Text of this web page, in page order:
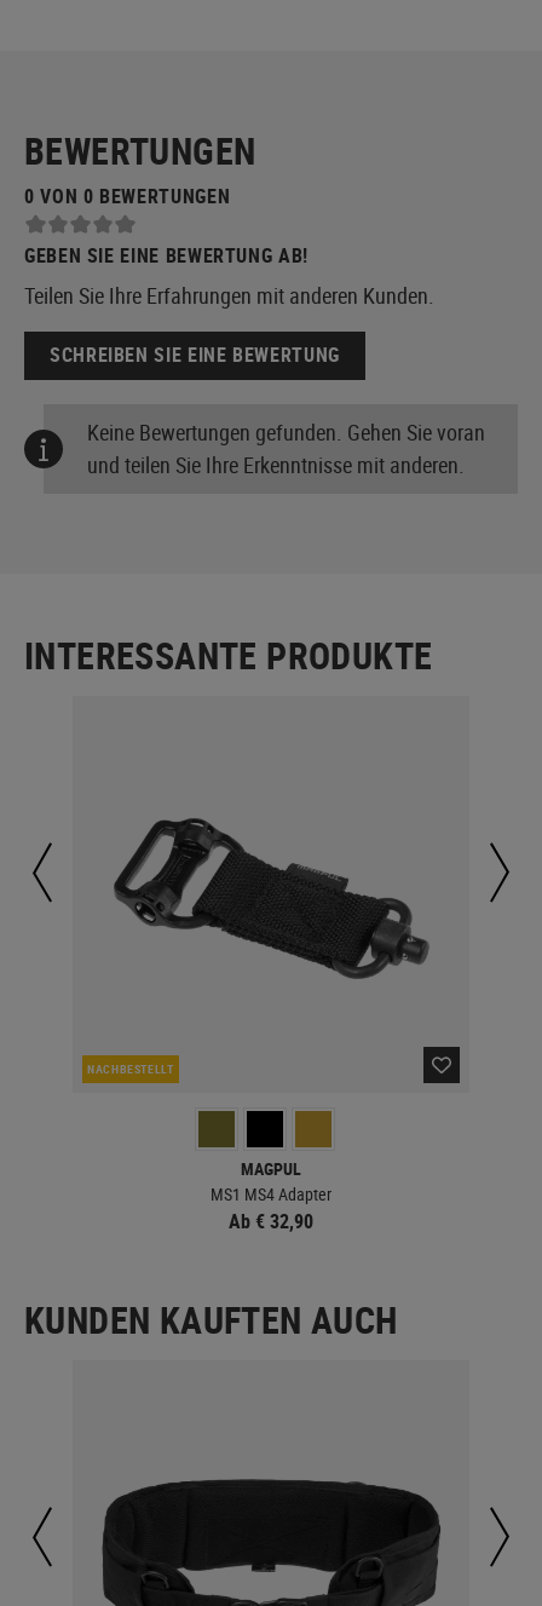
BEWERTUNGEN
0 VON 0 BEWERTUNGEN
GEBEN SIE EINE BEWERTUNG AB!
Teilen Sie Ihre Erfahrungen mit anderen Kunden.
SCHREIBEN SIE EINE BEWERTUNG
Keine Bewertungen gefunden. Gehen Sie voran
und teilen Sie Ihre Erkenntnisse mit anderen.
INTERESSANTE PRODUKTE
NACHBESTELLT
MAGPUL
MS1 MS4 Adapter
Ab € 32,90
KUNDEN KAUFTEN AUCH